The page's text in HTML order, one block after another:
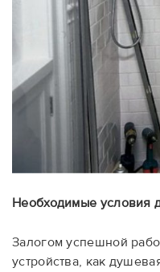
Необходимые условия
Залогом успешной
устройства, как